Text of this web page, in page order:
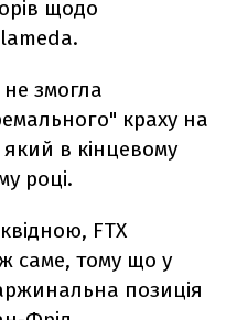
щодо
змогла
краху на
в кінцевому
році.
FTX
саме, тому що у
позиція